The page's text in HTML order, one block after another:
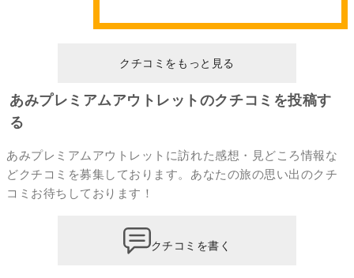
クチコミをもっと見る
あみプレミアムアウトレットのクチコミを投稿す
る
あみプレミアムアウトレットに訪れた感想・見どころ情報な
どクチコミを募集しております。あなたの旅の思い出のクチ
コミ お待ちしております！
クチコミを書く